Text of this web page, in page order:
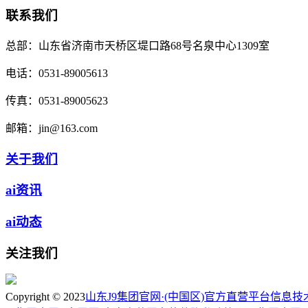
联系我们
总部： 山东省济南市天桥区堤口路68号名泉中心1309室
电话： 0531-89005613
传真： 0531-89005623
邮箱： jin@163.com
关于我们
ai资讯
ai动态
关注我们
Copyright © 2023山东J9集团官网·(中国区)官方直营平台信息技